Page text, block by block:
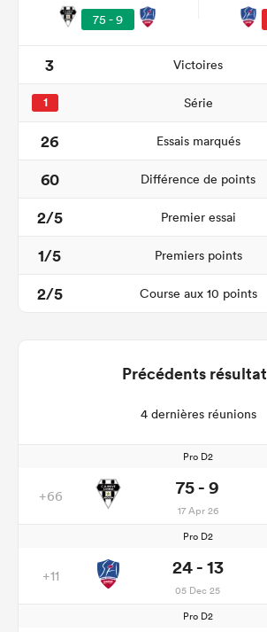
75 - 9
3 Victoires
1 Série
26 Essais marqués
60
Différence de points
2/5
Premier essai
1/5
Premiers points
2/5
Course aux 10 points
Précédents
4 dernières réunions
Pro D2
+66 75 - 9
17 Apr 26
Pro D2
+11 24 - 13
05 Dec 25
Pro D2